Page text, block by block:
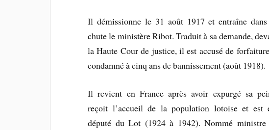
Il démissionne le 31 août 1917 et entraîne
chute le ministère Ribot. Traduit à sa demande,
la Haute Cour de justice, il est accusé de
condamné à cinq ans de bannissement (août 1918).
Il revient en France après avoir expurgé sa
reçoit l’accueil de la population lotoise et est
député du Lot (1924 à 1942). Nommé ministre